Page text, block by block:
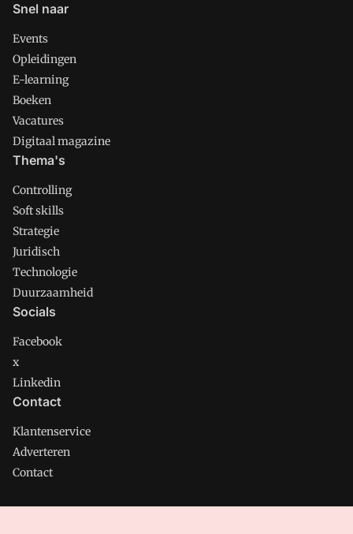
Snel naar
Events
Opleidingen
E-learning
Boeken
Vacatures
Digitaal magazine
Thema's
Controlling
Soft skills
Strategie
Juridisch
Technologie
Duurzaamheid
Socials
Facebook
x
Linkedin
Contact
Klantenservice
Adverteren
Contact